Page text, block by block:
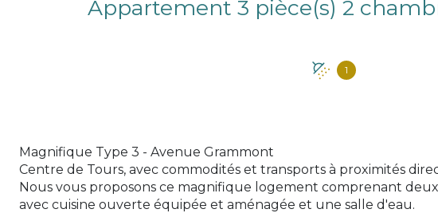
1
Magnifique Type 3 - Avenue Grammont
Centre de Tours, avec commodités et transports à proximités
Nous vous proposons ce magnifique logement comprenant
avec cuisine ouverte équipée et aménagée et une salle d'eau.